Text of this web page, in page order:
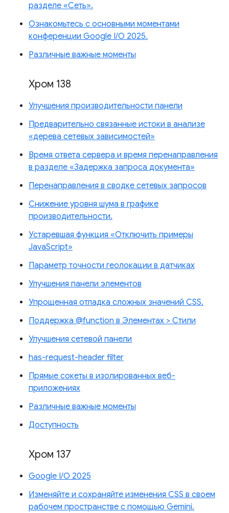
разделе «Сеть».
Ознакомьтесь с основными моментами
конференции Google I/O 2025.
Различные важные моменты
Хром 138
Улучшения производительности панели
Предварительно связанные истоки в анализе
«дерева сетевых зависимостей»
Время ответа сервера и время перенаправления
в разделе «Задержка запроса документа»
Перенаправления в сводке сетевых запросов
Снижение уровня шума в графике
производительности.
Устаревшая функция «Отключить примеры
JavaScript»
Параметр точности геолокации в датчиках
Улучшения панели элементов
Упрощенная отладка сложных значений CSS.
Поддержка @function в Элементах > Стили
Улучшения сетевой панели
has-request-header filter
Прямые сокеты в изолированных веб-
приложениях
Различные важные моменты
Доступность
Хром 137
Google I/O 2025
Изменяйте и сохраняйте изменения CSS в своем
рабочем пространстве с помощью Gemini.